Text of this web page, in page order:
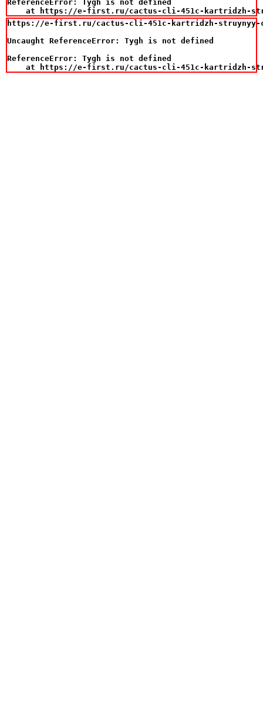
ReferenceError: Tygh is not defined
at https://e-first.ru/cactus-cli-451c-kartridzh-
https://e-first.ru/cactus-cli-451c-kartridzh-struynyy-cs-
Uncaught ReferenceError: Tygh is not defined
ReferenceError: Tygh is not defined
at https://e-first.ru/cactus-cli-451c-kartridzh-